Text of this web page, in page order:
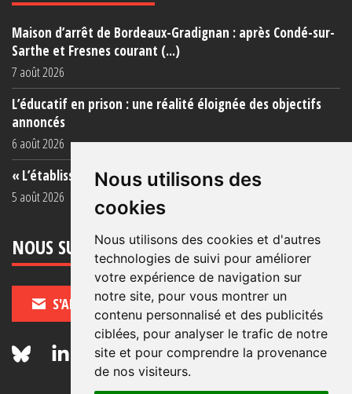
Nous utilisons des
cookies
Nous utilisons des cookies et d'autres
technologies de suivi pour améliorer
votre expérience de navigation sur
notre site, pour vous montrer un
contenu personnalisé et des publicités
ciblées, pour analyser le trafic de notre
site et pour comprendre la provenance
de nos visiteurs.
Maison d’arrêt de Bordeaux-Gradignan : après Condé-sur-
Sarthe et Fresnes courant (...)
7 août 2026
L’éducatif en prison : une réalité éloignée des objectifs
annoncés
6 août 2026
« L’établissement est une porcherie totale »
5 août 2026
NOUS SUIVRE
S'ABONNER